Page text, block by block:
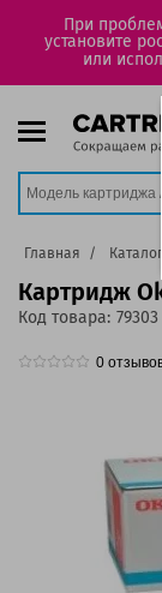
При
установите
или
Главная Каталог
Картридж
Код товара: 79303
0